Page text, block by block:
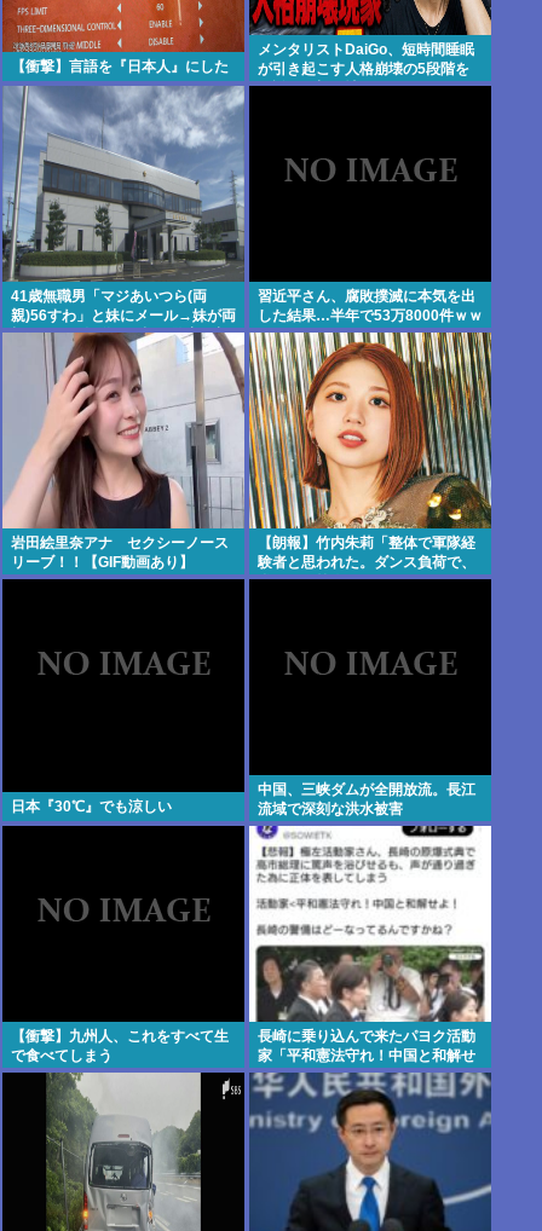
【衝撃】言語を『日本人』にした
メンタリストDaiGo、短時間睡眠
が引き起こす人格崩壊の5段階を
解説…最初に壊れるのは眠気では
41歳無職男「マジあいつら(両
親)56すわ」と妹にメール→妹が両
親にメール転送→両親が警察に相
談→無職おじ逮捕
習近平さん、腐敗撲滅に本気を出
した結果…半年で53万8000件ｗｗ
ｗ
岩田絵里奈アナ セクシーノース
リーブ！！【GIF動画あり】
【朗報】竹内朱莉「整体で軍隊経
験者と思われた。ダンス負荷で、
私の骨と筋肉はもうグチャグチャ
日本『30℃』でも涼しい
中国、三峡ダムが全開放流。長江
流域で深刻な洪水被害
【衝撃】九州人、これをすべて生
で食べてしまう
長崎に乗り込んで来たパヨク活動
家「平和憲法守れ！中国と和解せ
よ！」